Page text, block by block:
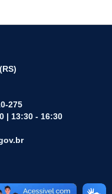
275
| 13:30 - 16:30